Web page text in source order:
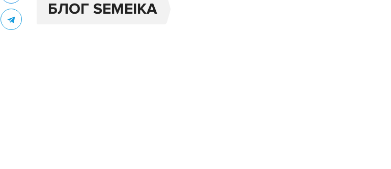
БЛОГ SEMEIKA